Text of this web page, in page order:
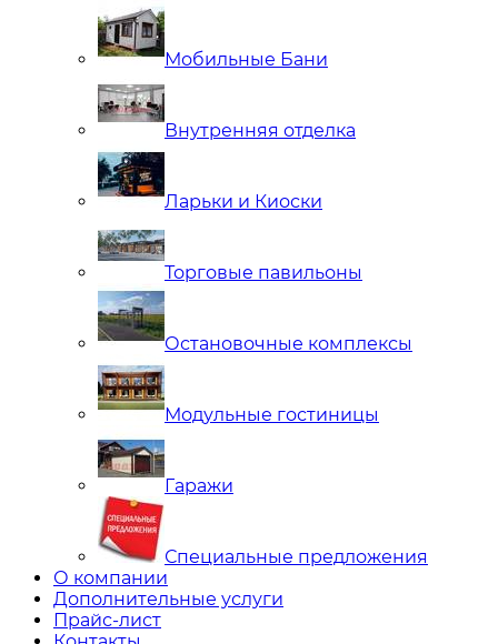
Мобильные Бани
Внутренняя отделка
Ларьки и Киоски
Торговые павильоны
Остановочные комплексы
Модульные гостиницы
Гаражи
Специальные предложения
О компании
Дополнительные услуги
Прайс-лист